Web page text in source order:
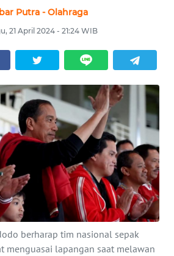
Putra - Olahraga
21 April 2024 - 21:24 WIB
berharap tim nasional sepak
menguasai lapangan saat melawan